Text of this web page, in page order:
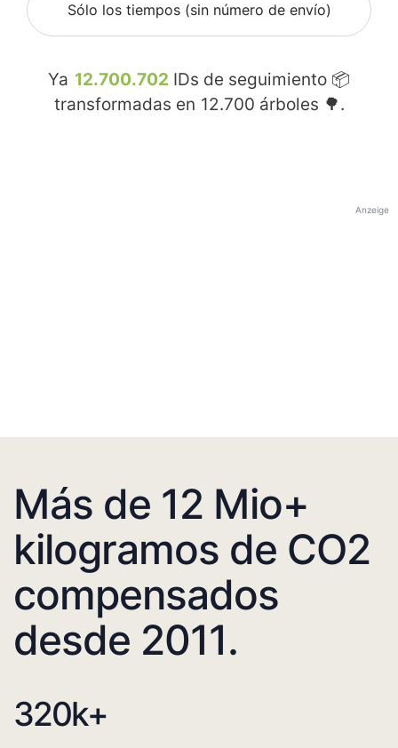
Sólo los tiempos (sin número de envío)
Ya 12.700.702 IDs de seguimiento 📦
transformadas en 12.700 árboles 🌳.
Anzeige
Más de 12 Mio+
kilogramos de CO2
compensados
desde 2011.
320k+